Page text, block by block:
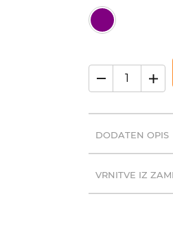
DODATEN OPIS
VRNITVE IZ